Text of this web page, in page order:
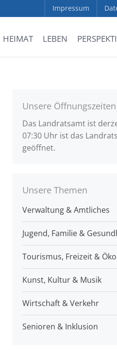
Impressum
HEIMAT LEBEN
Unsere Öffnungszeiten
Das Landratsamt ist
07:30 Uhr ist das
geöffnet.
Unsere Themen
Verwaltung & Amtliches
Jugend, Familie &
Tourismus, Freizeit &
Kunst, Kultur & Musik
Wirtschaft & Verkehr
Senioren & Inklusion